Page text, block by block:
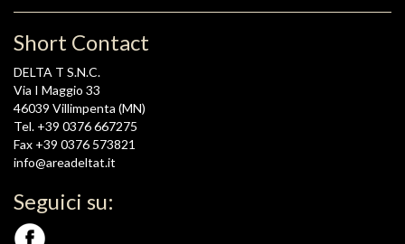
Short Contact
DELTA T S.N.C.
Via I Maggio 33
46039 Villimpenta (MN)
Tel. +39 0376 667275
Fax +39 0376 573821
info@areadeltat.it
Seguici su: